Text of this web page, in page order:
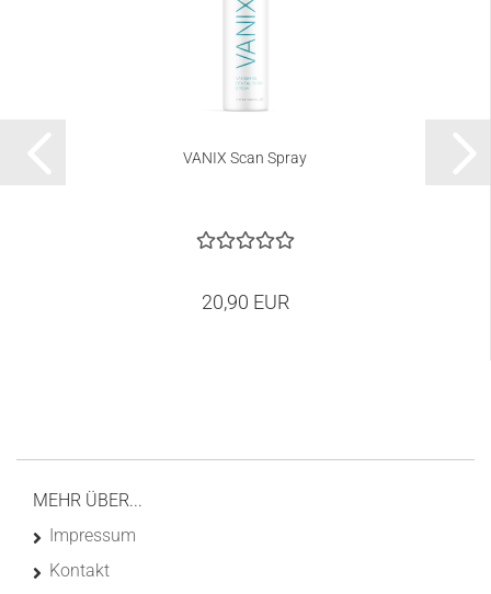
VANIX Scan Spray
20,90 EUR
MEHR ÜBER...
Impressum
Kontakt